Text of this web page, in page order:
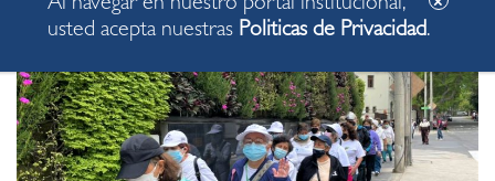
Al navegar en nuestro portal institucional,
usted acepta nuestras Politicas de Privacidad.